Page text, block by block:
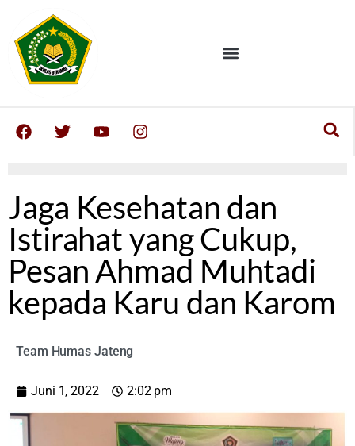
Jaga Kesehatan dan
Istirahat yang Cukup,
Pesan Ahmad Muhtadi
kepada Karu dan Karom
Team Humas Jateng
Juni 1, 2022 2:02 pm